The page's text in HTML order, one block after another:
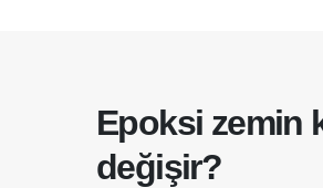
Epoksi zemin
değişir?